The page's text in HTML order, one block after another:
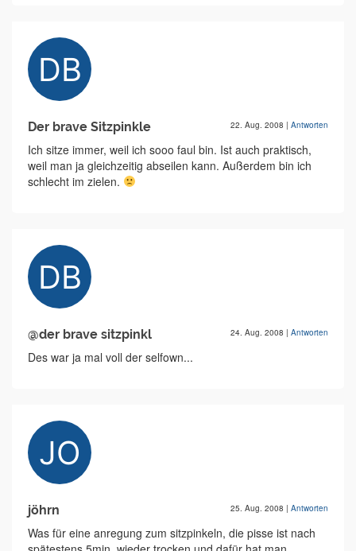
Der brave Sitzpinkle 22. Aug. 2008 | Antworten
Ich sitze immer, weil ich sooo faul bin. Ist auch praktisch,
weil man ja gleichzeitig abseilen kann. Außerdem bin ich
schlecht im zielen.
@der brave sitzpinkl 24. Aug. 2008 | Antworten
Des war ja mal voll der selfown...
jöhrn 25. Aug. 2008 | Antworten
Was für eine anregung zum sitzpinkeln, die pisse ist nach